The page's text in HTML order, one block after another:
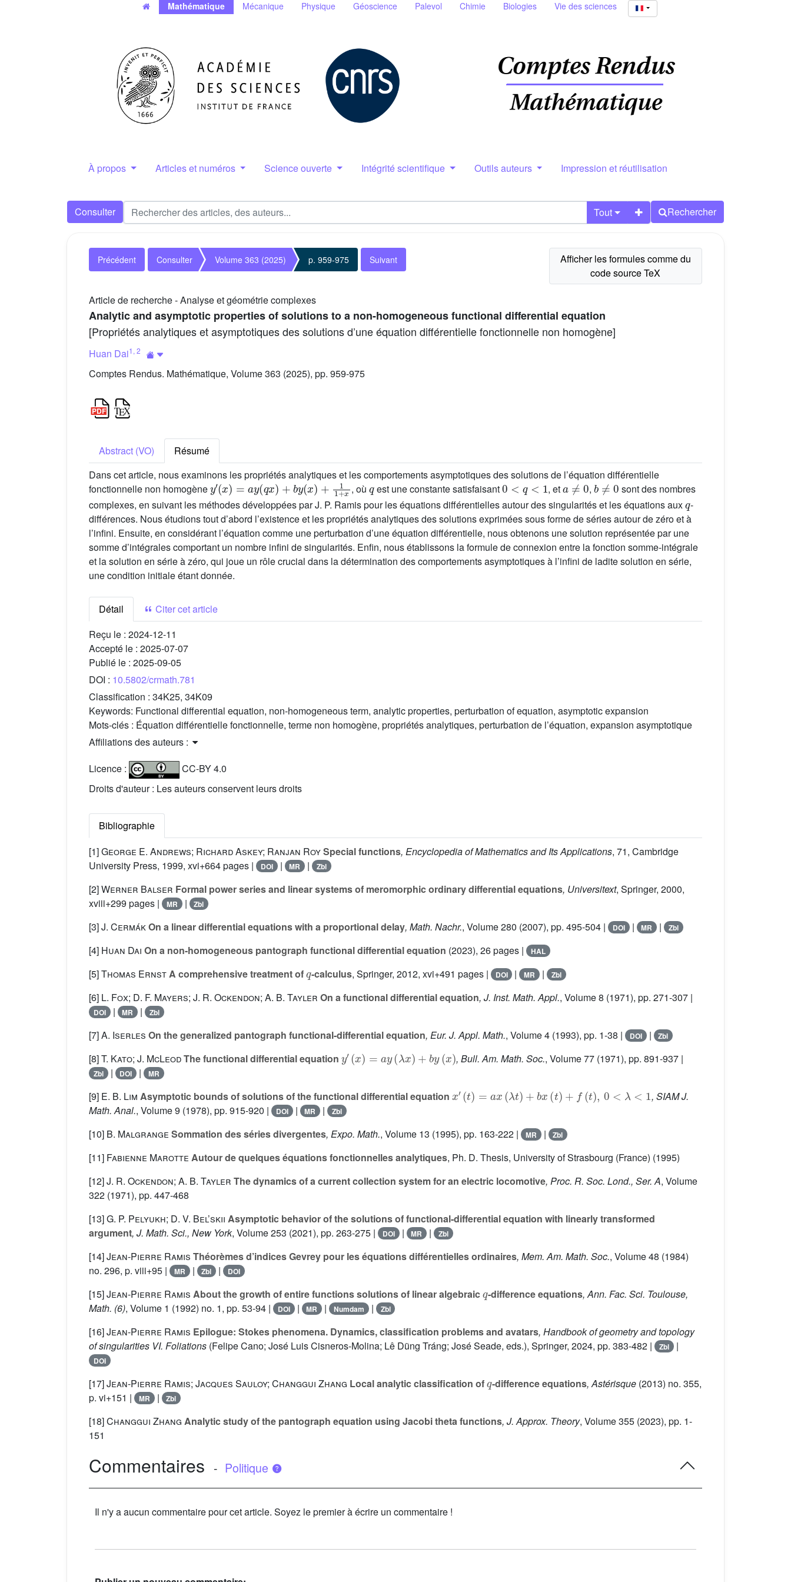
Mathématique Mécanique Physique Géoscience Palevol Chimie Biologies Vie des sciences
À propos Articles et numéros Science ouverte Intégrité scientifique Outils auteurs Impression et réutilisation
Consulter Tout Rechercher
Précédent Consulter Volume 363 (2025) p. 959-975 Suivant
Article de recherche - Analyse et géométrie complexes
Analytic and asymptotic properties of solutions to a non-homogeneous functional differential equation
[Propriétés analytiques et asymptotiques des solutions d’une équation différentielle fonctionnelle non homogène]
Huan Dai1 , 2
Comptes Rendus. Mathématique, Volume 363 (2025), pp. 959-975
Abstract (VO)
Résumé
Dans cet article, nous examinons les propriétés analytiques et les comportements asymptotiques des solutions de l’équation différentielle
fonctionnelle non homogène
y′(x)=ay(qx)+by(x)+11+x
, où
q
est une constante satisfaisant
0<q<1
, et
a≠0
,
b≠0
sont des nombres
complexes, en suivant les méthodes développées par J. P. Ramis pour les équations différentielles autour des singularités et les équations aux
q
-
différences. Nous étudions tout d’abord l’existence et les propriétés analytiques des solutions exprimées sous forme de séries autour de zéro et à
l’infini. Ensuite, en considérant l’équation comme une perturbation d’une équation différentielle, nous obtenons une solution représentée par une
somme d’intégrales comportant un nombre infini de singularités. Enfin, nous établissons la formule de connexion entre la fonction somme-intégrale
et la solution en série à zéro, qui joue un rôle crucial dans la détermination des comportements asymptotiques à l’infini de ladite solution en série,
une condition initiale étant donnée.
Détail
Citer cet article
Reçu le : 2024-12-11
Accepté le : 2025-07-07
Publié le : 2025-09-05
DOI : 10.5802/crmath.781
Classification : 34K25, 34K09
Keywords: Functional differential equation, non-homogeneous term, analytic properties, perturbation of equation, asymptotic expansion
Mots-clés : Équation différentielle fonctionnelle, terme non homogène, propriétés analytiques, perturbation de l’équation, expansion asymptotique
Affiliations des auteurs :
Licence :
CC-BY 4.0
Droits d'auteur : Les auteurs conservent leurs droits
Bibliographie
[1]George E. Andrews; Richard Askey; Ranjan RoySpecial functions, Encyclopedia of Mathematics and Its Applications, 71, Cambridge
University Press, 1999, xvi+664 pages |
DOI | MR | Zbl
[2]Werner Balser Formal power series and linear systems of meromorphic ordinary differential equations, Universitext, Springer, 2000,
xviii+299 pages |
MR | Zbl
[3]J. CermákOn a linear differential equations with a proportional delay, Math. Nachr., Volume 280 (2007), pp. 495-504 | DOI | MR | Zbl
[4] Huan Dai On a non-homogeneous pantograph functional differential equation (2023), 26 pages | HAL
[5]Thomas Ernst A comprehensive treatment of -calculus, Springer, 2012, xvi+491 pages | DOI | MR | Zbl
[6] L. Fox; D. F. Mayers; J. R. Ockendon; A. B. Tayler On a functional differential equation, J. Inst. Math. Appl., Volume 8 (1971), pp. 271-307 |
DOI | MR | Zbl
[7]A. Iserles On the generalized pantograph functional-differential equation, Eur. J. Appl. Math., Volume 4 (1993), pp. 1-38 | DOI | Zbl
[8]T. Kato; J. McLeodThe functional differential equation
y′ ( ) x b
, Bull. Am. Math. Soc., Volume 77 (1971), pp. 891-937 |
Zbl | DOI | MR
[9] E. B. Lim Asymptotic bounds of solutions of the functional differential equation
′ t )= ) b ( ) < 1
, SIAM J.
Math. Anal., Volume 9 (1978), pp. 915-920 | DOI | MR | Zbl
[10] B. Malgrange Sommation des séries divergentes, Expo. Math., Volume 13 (1995), pp. 163-222 | MR | Zbl
[11] Fabienne Marotte Autour de quelques équations fonctionnelles analytiques, Ph. D. Thesis, University of Strasbourg (France) (1995)
[12]J. R. Ockendon; A. B. Tayler The dynamics of a current collection system for an electric locomotive, Proc. R. Soc. Lond., Ser. A, Volume
322 (1971), pp. 447-468
[13]G. P. Pelyukh; D. V. Bel’skii Asymptotic behavior of the solutions of functional-differential equation with linearly transformed
argument, J. Math. Sci., New York, Volume 253 (2021), pp. 263-275 | DOI | MR | Zbl
[14]Jean-Pierre Ramis Théorèmes d’indices Gevrey pour les équations différentielles ordinaires, Mem. Am. Math. Soc., Volume 48 (1984)
no. 296, p. viii+95 |
MR | Zbl | DOI
[15]Jean-Pierre Ramis About the growth of entire functions solutions of linear algebraic -difference equations, Ann. Fac. Sci. Toulouse,
Math. (6), Volume 1 (1992) no. 1, pp. 53-94 | DOI | MR | Numdam | Zbl
[16]Jean-Pierre Ramis Epilogue: Stokes phenomena. Dynamics, classification problems and avatars, Handbook of geometry and topology
of singularities VI. Foliations (Felipe Cano; José Luis Cisneros-Molina; Lê Dũng Tráng; José Seade, eds.), Springer, 2024, pp. 383-482 | Zbl |
DOI
[17]Jean-Pierre Ramis; Jacques Sauloy; Changgui Zhang Local analytic classification of -difference equations, Astérisque(2013) no. 355,
p. vi+151 |
MR | Zbl
[18]Changgui Zhang Analytic study of the pantograph equation using Jacobi theta functions, J. Approx. Theory, Volume 355 (2023), pp. 1-
151
Commentaires - Politique
Il n'y a aucun commentaire pour cet article. Soyez le premier à écrire un commentaire !